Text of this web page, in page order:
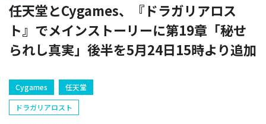
任天堂とCygames、『ドラガリアロス
ト』でメインストーリーに第19章「秘せ
られし真実」後半を5月24日15時より追加
Cygames
任天堂
ドラガリアロスト